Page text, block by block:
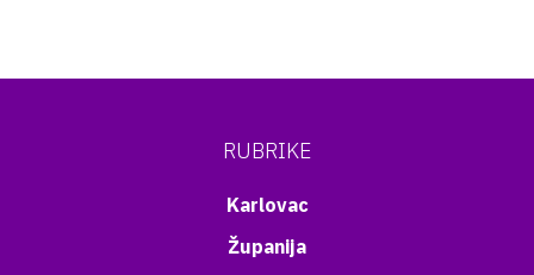
RUBRIKE
Karlovac
Županija